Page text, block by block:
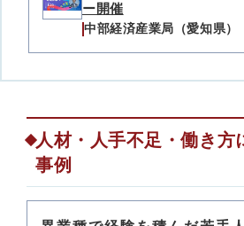
ー開催
中部経済産業局（愛知県）
人材・人手不足・働き方
事例